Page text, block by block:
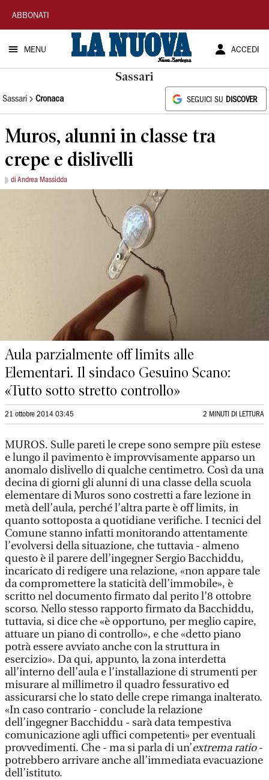
La
Nuova
Sardegna
ABBONATI
MENU ACCEDI
Sassari
Sassari Cronaca SEGUICI SU DISCOVER
Muros, alunni in classe tra
crepe e dislivelli
di Andrea Massidda
Aula parzialmente off limits alle
Elementari. Il sindaco Gesuino Scano:
«Tutto sotto stretto controllo»
21 ottobre 2014 03:45 2 MINUTI DI LETTURA
MUROS. Sulle pareti le crepe sono sempre più estese
e lungo il pavimento è improvvisamente apparso un
anomalo dislivello di qualche centimetro. Così da una
decina di giorni gli alunni di una classe della scuola
elementare di Muros sono costretti a fare lezione in
metà dell’aula, perché l’altra parte è off limits, in
quanto sottoposta a quotidiane verifiche. I tecnici del
Comune stanno infatti monitorando attentamente
l’evolversi della situazione, che tuttavia - almeno
questo è il parere dell’ingegner Sergio Bacchiddu,
incaricato di redigere una relazione, «non appare tale
da compromettere la staticità dell’immobile», è
scritto nel documento firmato dal perito l’8 ottobre
scorso. Nello stesso rapporto firmato da Bacchiddu,
tuttavia, si dice che «è opportuno, per meglio capire,
attuare un piano di controllo», e che «detto piano
potrà essere avviato anche con la struttura in
esercizio». Da qui, appunto, la zona interdetta
all’interno dell’aula e l’installazione di strumenti per
misurare al millimetro il quadro fessurativo ed
assicurarsi che lo stato delle crepe rimanga inalterato.
«In caso contrario - conclude la relazione
dell’ingegner Bacchiddu - sarà data tempestiva
comunicazione agli uffici competenti» per eventuali
provvedimenti. Che - ma si parla di un’extrema ratio-
potrebbero arrivare anche all’immediata evacuazione
dell’istituto.